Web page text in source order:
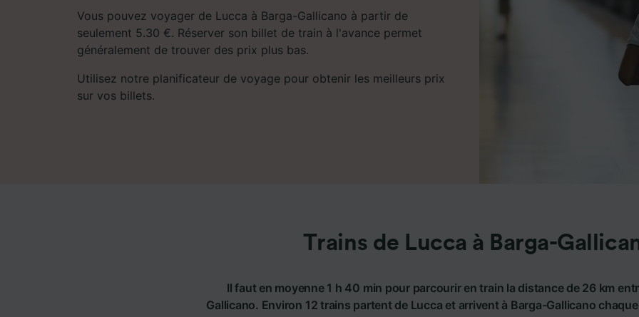
Vous pouvez voyager de Lucca à Barga-Gallicano à partir de
seulement 5.30 €. Réserver son billet de train à l'avance permet
généralement de trouver des prix plus bas.
Utilisez notre planificateur de voyage pour obtenir les meilleurs prix
sur vos billets.
Trains de Lucca à Barga-
Il faut en moyenne 1 h 40 min pour parcourir en train la distance de 26 km
Gallicano. Environ 12 trains partent de Lucca et arrivent à Barga-Gallicano